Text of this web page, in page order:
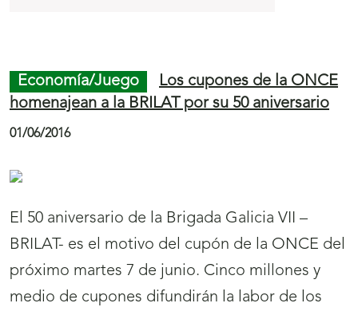
de
página
535
Economía/Juego
Los cupones de la ONCE
homenajean a la BRILAT por su 50 aniversario
01/06/2016
El 50 aniversario de la Brigada Galicia VII –
BRILAT- es el motivo del cupón de la ONCE del
próximo martes 7 de junio. Cinco millones y
medio de cupones difundirán la labor de los